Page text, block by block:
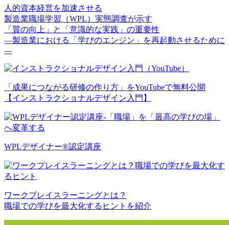
人的資本経営を加速させる
製造業職場学習（WPL）実態調査が示す
「質の向上」と「意識的な実践」の重要性
—製造業における「学びのエンジン」を再起動させるために
—
「成果につながる研修の作り方」をYouTubeで無料公開
【インストラクショナルデザイン入門】
WPLデザイナー®認定講座
ワークプレイスラーニングとは？
職場での学びを最大化するヒントを紹介